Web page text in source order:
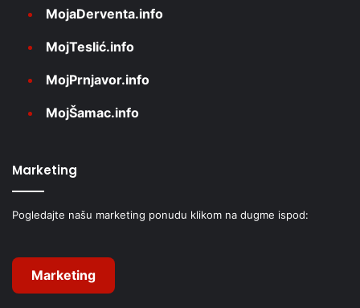
MojaDerventa.info
MojTeslić.info
MojPrnjavor.info
MojŠamac.info
Marketing
Pogledajte našu marketing ponudu klikom na dugme ispod:
Marketing